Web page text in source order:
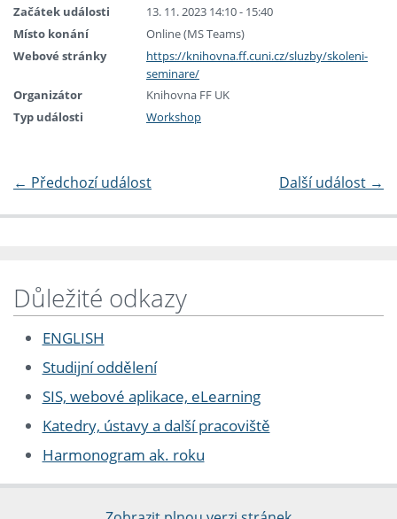
Začátek události
13. 11. 2023 14:10 - 15:40
Místo konání
Online (MS Teams)
Webové stránky
https://knihovna.ff.cuni.cz/sluzby/skoleni-
seminare/
Organizátor
Knihovna FF UK
Typ události
Workshop
← Předchozí událost Další událost →
Důležité odkazy
ENGLISH
Studijní oddělení
SIS, webové aplikace, eLearning
Katedry, ústavy a další pracoviště
Harmonogram ak. roku